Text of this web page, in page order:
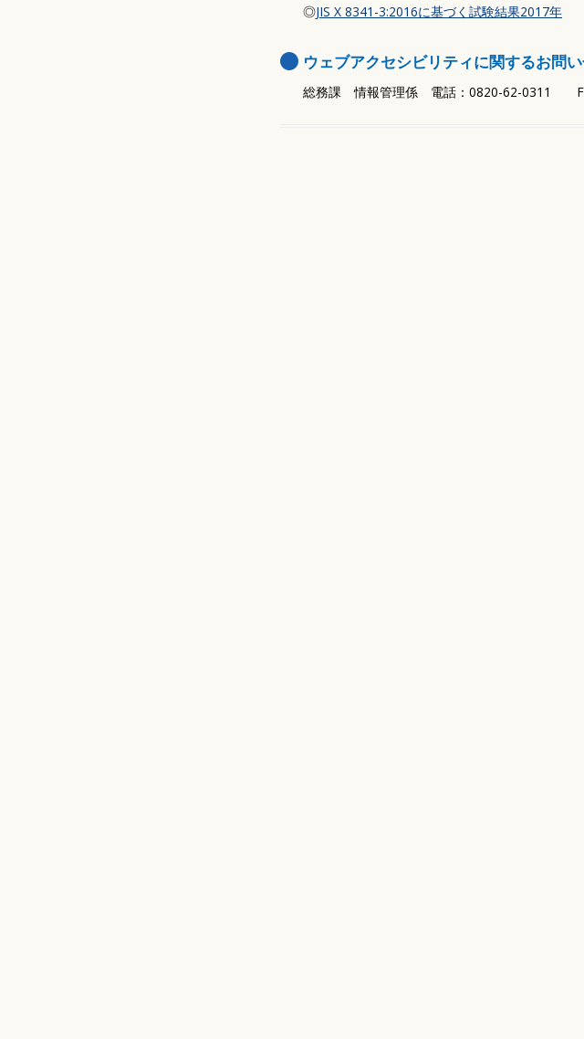
◎JIS X 8341-3:2016に基づく試験結果2017年
ウェブアクセシビリティに関するお問
総務課 情報管理係 電話：0820-62-0311